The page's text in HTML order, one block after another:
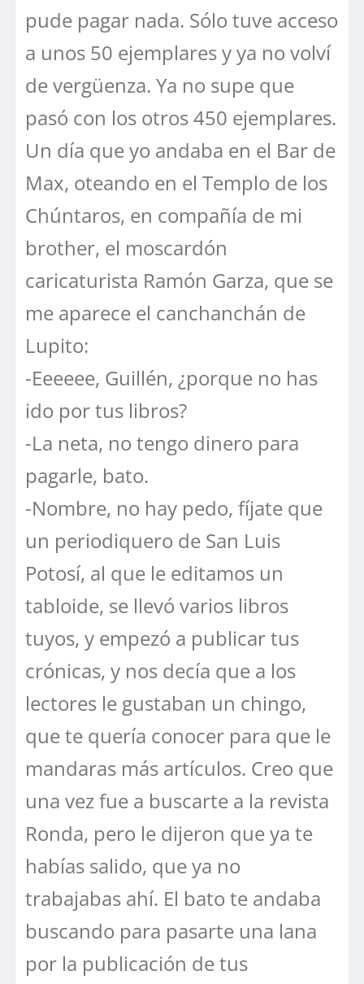
pude pagar nada. Sólo tuve acceso
a unos 50 ejemplares y ya no volví
de vergüenza. Ya no supe que
pasó con los otros 450 ejemplares.
Un día que yo andaba en el Bar de
Max, oteando en el Templo de los
Chúntaros, en compañía de mi
brother, el moscardón
caricaturista Ramón Garza, que se
me aparece el canchanchán de
Lupito:
-Eeeeee, Guillén, ¿porque no has
ido por tus libros?
-La neta, no tengo dinero para
pagarle, bato.
-Nombre, no hay pedo, fíjate que
un periodiquero de San Luis
Potosí, al que le editamos un
tabloide, se llevó varios libros
tuyos, y empezó a publicar tus
crónicas, y nos decía que a los
lectores le gustaban un chingo,
que te quería conocer para que le
mandaras más artículos. Creo que
una vez fue a buscarte a la revista
Ronda, pero le dijeron que ya te
habías salido, que ya no
trabajabas ahí. El bato te andaba
buscando para pasarte una lana
por la publicación de tus